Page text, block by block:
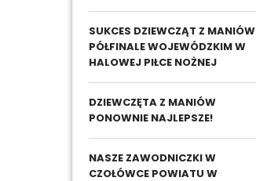
SUKCES DZIEWCZĄT Z MANIÓW
PÓŁFINALE WOJEWÓDZKIM W
HALOWEJ PIŁCE NOŻNEJ
DZIEWCZĘTA Z MANIÓW
PONOWNIE NAJLEPSZE!
NASZE ZAWODNICZKI W
CZOŁÓWCE POWIATU W